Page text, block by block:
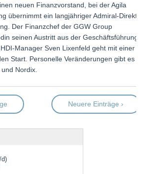
neuen Finanzvorstand, bei der Agila
übernimmt ein langjähriger Admiral-Direkt-
Der Finanzchef der GGW Group
seinen Austritt aus der Geschäftsführung,
Manager Sven Lixenfeld geht mit einer
Start. Personelle Veränderungen gibt es
Nordix.
Neuere Einträge ›
d)